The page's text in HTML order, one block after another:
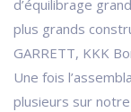
d’équilibrage
plus grands
GARRETT, KKK
Une fois
plusieurs sur